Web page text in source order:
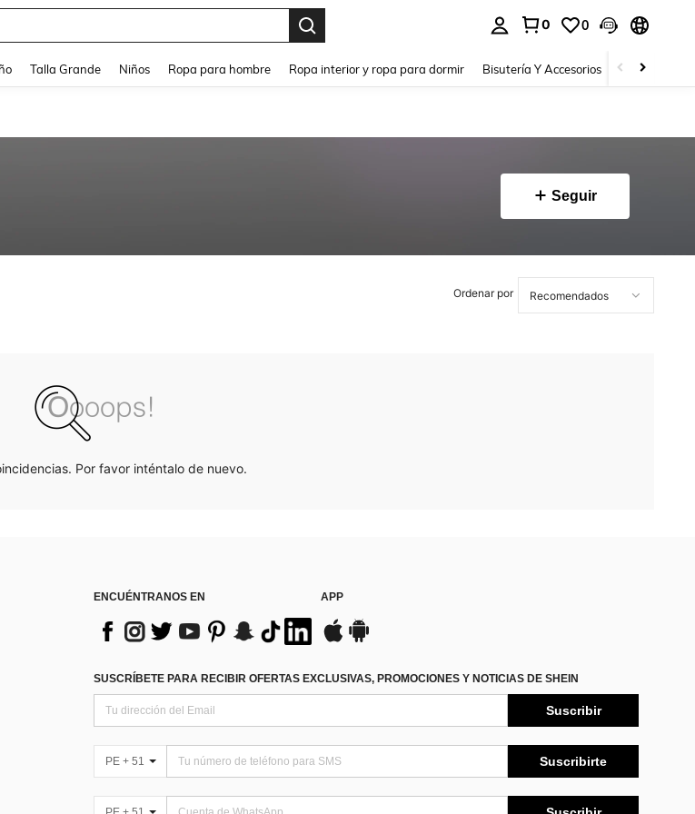
0 0
Talla Grande Niños Ropa para hombre Ropa interior y ropa para dormir Bisutería Y Accesorios Zapatos
Seguir
Ordenar por
Por favor inténtalo de nuevo.
ENCUÉNTRANOS EN APP
SUSCRÍBETE PARA RECIBIR OFERTAS EXCLUSIVAS, PROMOCIONES Y NOTICIAS DE SHEIN
Suscribir
PE + 51 Suscribirte